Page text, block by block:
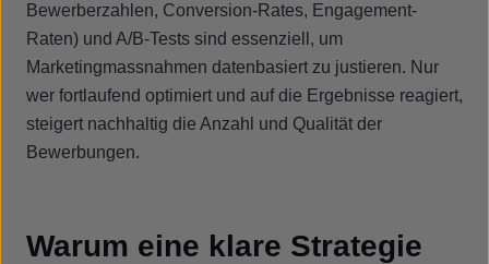
Bewerberzahlen, Conversion-Rates, Engagement-
Raten) und A/B-Tests sind essenziell, um
Marketingmassnahmen datenbasiert zu justieren. Nur
wer fortlaufend optimiert und auf die Ergebnisse reagiert,
steigert nachhaltig die Anzahl und Qualität der
Bewerbungen.
Warum eine klare Strategie